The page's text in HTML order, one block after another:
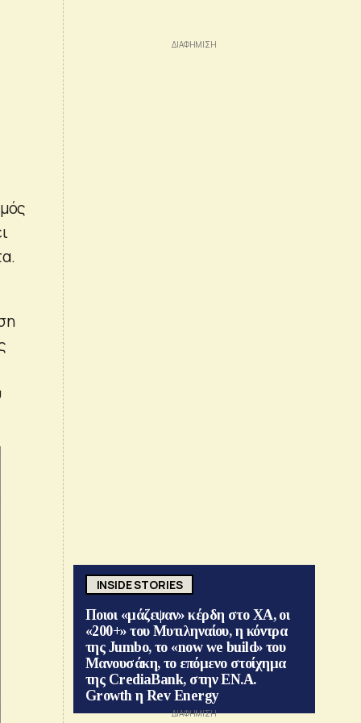
INSIDE STORIES
Ποιοι «μάζεψαν» κέρδη στο ΧΑ, οι
«200+» του Μυτιληναίου, η κόντρα
της Jumbo, το «now we build» του
Μανουσάκη, το επόμενο στοίχημα
της CrediaBank, στην ΕΝ.Α.
Growth η Rev Energy